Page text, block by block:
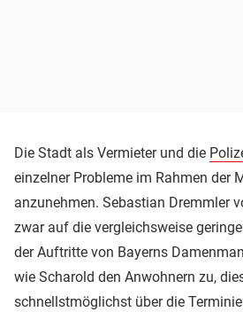
Die Stadt als Vermieter und die
einzelner Probleme im Rahmen der
anzunehmen. Sebastian Dremmler
zwar auf die vergleichsweise
der Auftritte von Bayerns
wie Scharold den Anwohnern zu,
schnellstmöglichst über die